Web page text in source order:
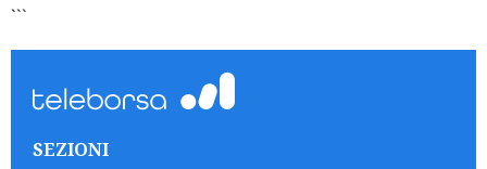
```
SEZIONI